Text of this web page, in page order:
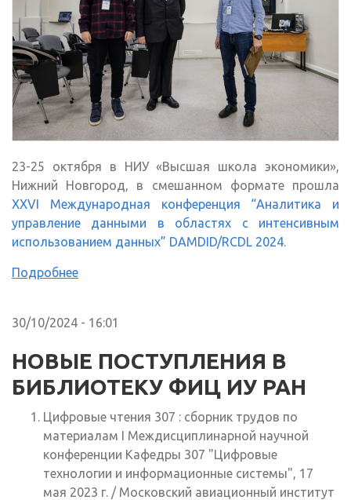
23-25 октября в НИУ «Высшая школа экономики»,
Нижний Новгород, в смешанном формате прошла
XXVI Международная конференция “Аналитика и
управление данными в областях с интенсивным
использованием данных” DAMDID/RCDL 2024.
Подробнее
30/10/2024 - 16:01
НОВЫЕ ПОСТУПЛЕНИЯ В
БИБЛИОТЕКУ ФИЦ ИУ РАН
Цифровые чтения 307 : сборник трудов по
материалам I Междисциплинарной научной
конференции Кафедры 307 "Цифровые
технологии и информационные системы", 17
мая 2023 г. / Московский авиационный институт